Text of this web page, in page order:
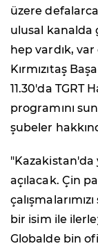
üzere
ulusal kanalda
hep vardık,
Kırmızıtaş
11.30'da TGRT
programını
şubeler
"Kazakistan'da
açılacak. Çin
bir isim ile
Globalde bin